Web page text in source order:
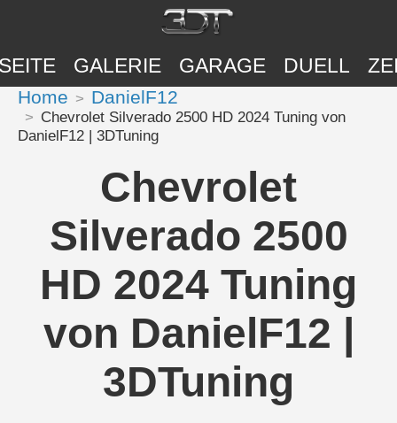
GALERIE GARAGE DUELL
Home DanielF12
Chevrolet Silverado 2500 HD 2024 Tuning von
DanielF12 | 3DTuning
Chevrolet
Silverado 2500
HD 2024 Tuning
von DanielF12 |
3DTuning